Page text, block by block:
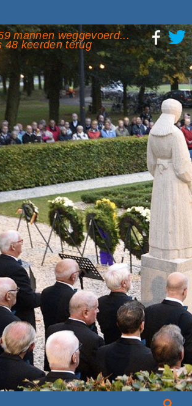
mannen weggevoerd...
48 keerden terug